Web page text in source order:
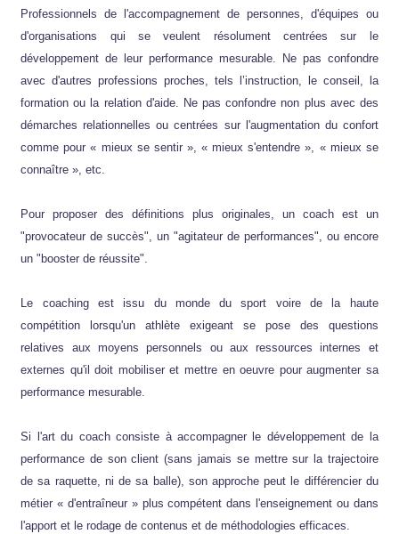
Professionnels de l'accompagnement de personnes, d'équipes ou
d'organisations qui se veulent résolument centrées sur le
développement de leur performance mesurable. Ne pas confondre
avec d'autres professions proches, tels l’instruction, le conseil, la
formation ou la relation d'aide. Ne pas confondre non plus avec des
démarches relationnelles ou centrées sur l'augmentation du confort
comme pour « mieux se sentir », « mieux s'entendre », « mieux se
connaître », etc.
Pour proposer des définitions plus originales, un coach est un
"provocateur de succès", un "agitateur de performances", ou encore
un "booster de réussite".
Le coaching est issu du monde du sport voire de la haute
compétition lorsqu'un athlète exigeant se pose des questions
relatives aux moyens personnels ou aux ressources internes et
externes qu'il doit mobiliser et mettre en oeuvre pour augmenter sa
performance mesurable.
Si l'art du coach consiste à accompagner le développement de la
performance de son client (sans jamais se mettre sur la trajectoire
de sa raquette, ni de sa balle), son approche peut le différencier du
métier « d'entraîneur » plus compétent dans l'enseignement ou dans
l'apport et le rodage de contenus et de méthodologies efficaces.